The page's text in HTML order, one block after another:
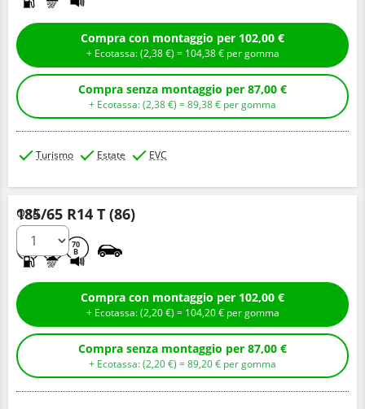
Compra con montaggio per 102,00 €
+ Ecotassa: (2,38€ ) = 104,38€ per gomma
Compra senza montaggio per 87,00 €
+ Ecotassa: (2,38€ ) =89,38€ per gomma
Turismo Estate EVC
185/65 R14 T (86)
70
B
Q.tà
Compra con montaggio per 102,00 €
+ Ecotassa: (2,20€ ) = 104,20€ per gomma
Compra senza montaggio per 87,00 €
+ Ecotassa: (2,20€ ) =89,20€ per gomma